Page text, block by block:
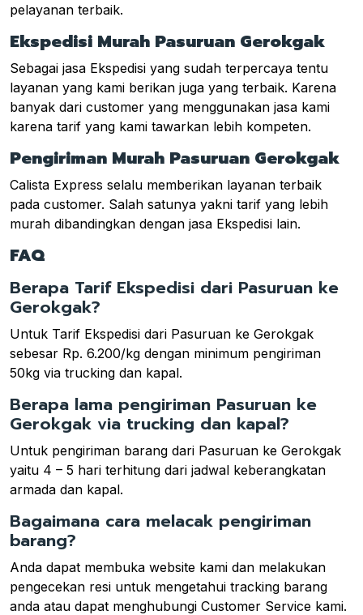
pelayanan terbaik.
Ekspedisi Murah Pasuruan Gerokgak
Sebagai jasa Ekspedisi yang sudah terpercaya tentu
layanan yang kami berikan juga yang terbaik. Karena
banyak dari customer yang menggunakan jasa kami
karena tarif yang kami tawarkan lebih kompeten.
Pengiriman Murah Pasuruan Gerokgak
Calista Express selalu memberikan layanan terbaik
pada customer. Salah satunya yakni tarif yang lebih
murah dibandingkan dengan jasa Ekspedisi lain.
FAQ
Berapa Tarif Ekspedisi dari Pasuruan ke
Gerokgak?
Untuk Tarif Ekspedisi dari Pasuruan ke Gerokgak
sebesar Rp. 6.200/kg dengan minimum pengiriman
50kg via trucking dan kapal.
Berapa lama pengiriman Pasuruan ke
Gerokgak via trucking dan kapal?
Untuk pengiriman barang dari Pasuruan ke Gerokgak
yaitu 4 – 5 hari terhitung dari jadwal keberangkatan
armada dan kapal.
Bagaimana cara melacak pengiriman
barang?
Anda dapat membuka website kami dan melakukan
pengecekan resi untuk mengetahui tracking barang
anda atau dapat menghubungi Customer Service kami.